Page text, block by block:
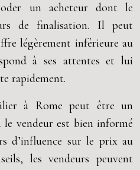
un acheteur dont le
de finalisation. Il peut
légèrement inférieure au
à ses attentes et lui
rapidement.
à Rome peut être un
le vendeur est bien informé
d’influence sur le prix au
les vendeurs peuvent